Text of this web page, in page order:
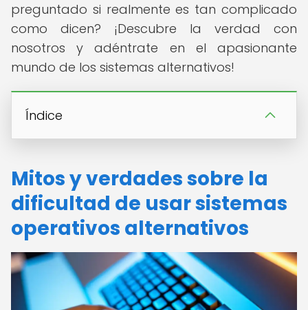
preguntado si realmente es tan complicado
como dicen? ¡Descubre la verdad con
nosotros y adéntrate en el apasionante
mundo de los sistemas alternativos!
Índice
Mitos y verdades sobre la
dificultad de usar sistemas
operativos alternativos